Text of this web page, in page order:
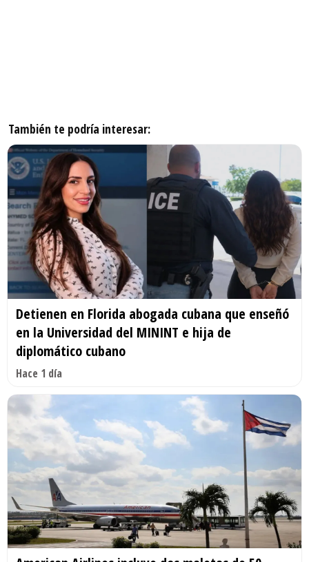
También te podría interesar:
Detienen en Florida abogada cubana que enseñó
en la Universidad del MININT e hija de
diplomático cubano
Hace 1 día